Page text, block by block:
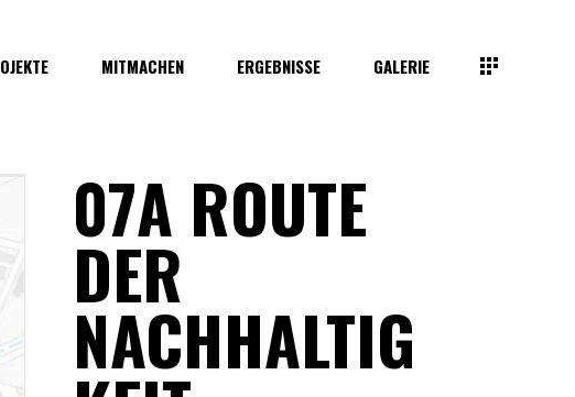
MITMACHEN ERGEBNISSE GALERIE
07A ROUTE
DER
NACHHALTIG